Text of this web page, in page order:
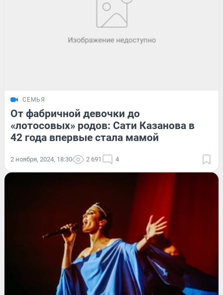
СЕМЬЯ
От фабричной девочки до
«лотосовых» родов: Сати Казанова в
42 года впервые стала мамой
2 ноября, 2024, 18:30 2 691 4